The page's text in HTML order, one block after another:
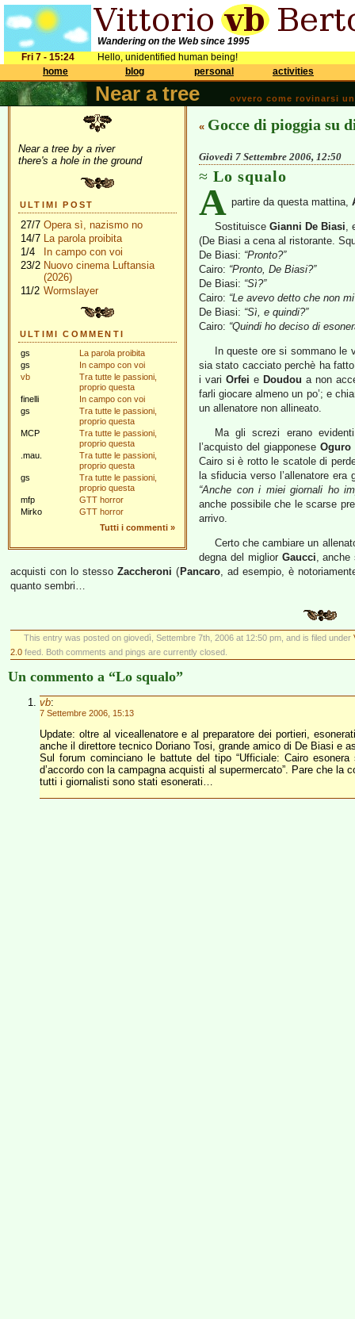
Wandering on the Web since 1995
Fri 7 - 15:24
Hello, unidentified human being!
home
blog personal activities
Near a tree ovvero come rovinarsi
Near a tree by a river
there's a hole in the ground
ULTIMI POST
27/7 Opera sì, nazismo no
14/7 La parola proibita
1/4
In campo con voi
23/2 Nuovo cinema Luftansia
(2026)
11/2 Wormslayer
ULTIMI COMMENTI
gs
La parola proibita
gs
In campo con voi
vb
Tra tutte le passioni,
proprio questa
finelli
In campo con voi
gs
Tra tutte le passioni,
proprio questa
MCP
Tra tutte le passioni,
proprio questa
.mau.
Tra tutte le passioni,
proprio questa
gs
Tra tutte le passioni,
proprio questa
mfp
GTT horror
Mirko
GTT horror
Tutti i commenti »
« Gocce di pioggia su
Giovedì 7 Settembre 2006, 12:50
Lo squalo
A partire da questa mattina,
Sostituisce Gianni De Biasi,
(De Biasi a cena al ristorante.
De Biasi: “Pronto?”
Cairo: “Pronto, De Biasi?”
De Biasi: “Sì?”
Cairo: “Le avevo detto che non
De Biasi: “Sì, e quindi?”
Cairo: “Quindi ho deciso di
In queste ore si sommano le
sia stato cacciato perchè ha
i vari Orfei e Doudou a non
farli giocare almeno un po’; e
un allenatore non allineato.
Ma gli screzi erano
l’acquisto del giapponese Oguro
Cairo si è rotto le scatole di
la sfiducia verso l’allenatore
“Anche con i miei giornali ho
anche possibile che le scarse
arrivo.
Certo che cambiare un
degna del miglior Gaucci, anche
acquisti con lo stessoZaccheroni ( Pancaro, ad esempio, è
quanto sembri…
This entry was posted on giovedì, Settembre 7th, 2006 at 12:50 pm, and is filed under
2.0 feed. Both comments and pings are currently closed.
Un commento a “Lo squalo”
vb:
7 Settembre 2006, 15:13
Update: oltre al viceallenatore e al preparatore dei portieri,
anche il direttore tecnico Doriano Tosi, grande amico di De Biasi e
Sul forum cominciano le battute del tipo “Ufficiale: Cairo
d’accordo con la campagna acquisti al supermercato”. Pare che
tutti i giornalisti sono stati esonerati…